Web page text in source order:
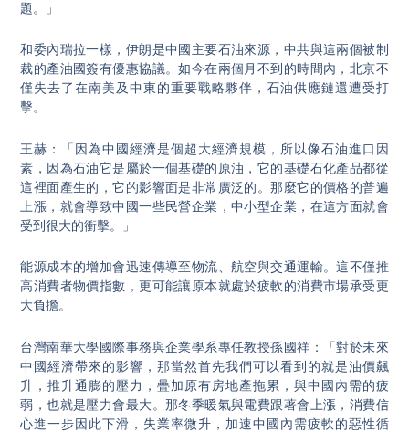
題。」
和委內瑞拉一樣，伊朗是中國主要石油來源，中共與這兩個被制
裁的產油國簽有優惠協議。如今在兩個月不到的時間內，北京不
僅失去了在南美及中東的重要戰略夥伴，石油供應鏈還遭受打
擊。
王赫：「因為中國經濟是個超大經濟規模，所以像石油進口因
素，因為石油它是屬於一個基礎的原油，它的基礎石化產品都從
這裡面產生的，它的影響面是非常廣泛的。那麼它的價格的普遍
上漲，就會導致中國一些民營企業，中小型企業，在這方面就會
受到很大的衝擊。」
能源成本的增加會迅速傳導至物流、航空與交通運輸。這不僅推
高消費者物價指數，更可能讓原本就處於疲軟的消費市場承受更
大負擔。
台灣南華大學國際事務與企業學系專任教授孫國祥：「對於未來
中國經濟帶來的影響，那當然首先我們可以看到的就是油價飆
升，推升通膨的壓力，疊加原有房地產拖累，與中國內需的疲
弱，也就是壓力會最大。那冬季暖氣與電費跟著會上漲，消費信
心進一步因此下滑，失業率微升，加速中國內需疲軟的惡性循